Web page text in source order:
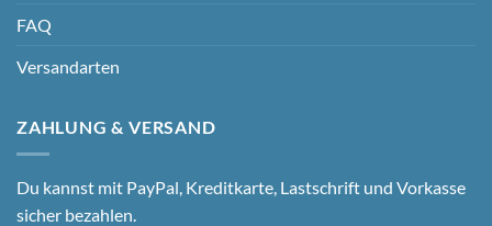
FAQ
Versandarten
ZAHLUNG & VERSAND
Du kannst mit PayPal, Kreditkarte, Lastschrift und Vorkasse
sicher bezahlen.